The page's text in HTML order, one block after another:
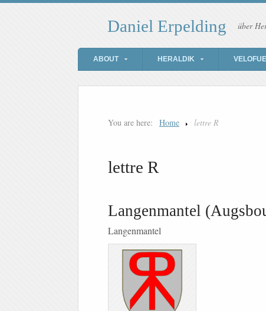
Daniel Erpelding über
ABOUT HERALDIK
You are here: Home lettre R
lettre R
Langenmantel
Langenmantel